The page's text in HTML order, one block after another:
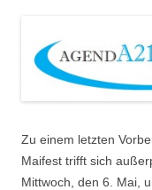
Zu einem letzten
Maifest trifft sich
Mittwoch, den 6. Mai,